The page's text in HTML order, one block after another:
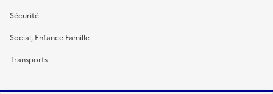
Sécurité
Social, Enfance Famille
Transports